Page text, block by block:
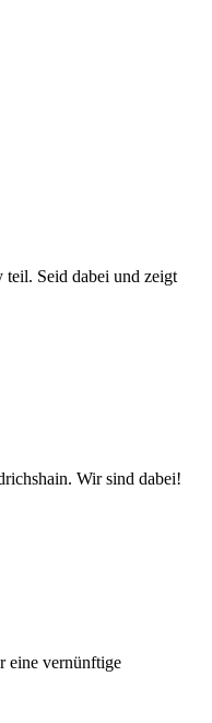
teil. Seid dabei und zeigt
Wir sind dabei!
eine vernünftige